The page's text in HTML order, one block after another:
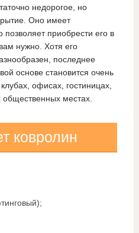
недорогое, но
Оно имеет
позволяет приобрести его в
нужно. Хотя его
последнее
основе становится очень
офисах, гостиницах,
общественных местах.
ковролин